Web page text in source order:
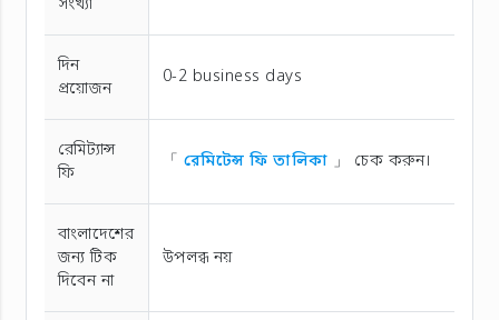
সংখ্যা
দিন
প্রয়োজন
0-2 business days
রেমিট্যান্স
ফি
「 রেমিটেন্স ফি তালিকা 」 চেক করুন।
বাংলাদেশের
জন্য টিক
দিবেন না
উপলব্ধ নয়